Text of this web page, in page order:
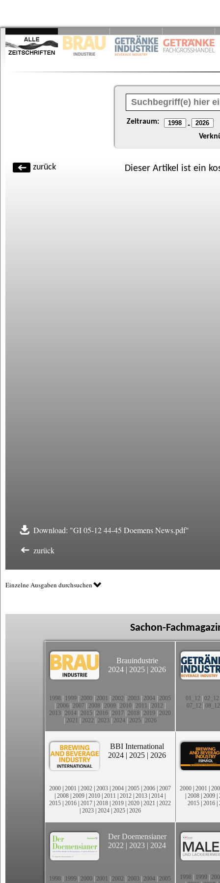
Zeitraum: -
zurück Dieser Artikel ist ein
Download: "GI 05-12 44-45 Doemens News.pdf"
zurück
Einzelne Ausgaben durchsuchen
Sachon-
Brauindustrie
2024 | 2025 | 2026
1998 1999 2000 2001 2002 2003 2004 2005
2006 2007 2008 2009 2010 2011 2012
2013 2014 2015 2016 2017 2018 2019 2020
2021 2022 2023| 2024| 2025| 2026
01_12 02_12
07_12
08_12
BBI International
2024 | 2025 | 2026
2000 | 2001 | 2002 | 2003 | 2004 | 2005 | 2006 | 2007
| 2008 | 2009 | 2010 | 2011 | 2012 | 2013 | 2014 |
2015 | 2016 | 2017 | 2018 | 2019 | 2020 | 2021 | 2022
| 2023| 2024| 2025| 2026
2000 | 2001 |
| 2008 | 2009 |
2015 | 2016 |
Der Doemensianer
2022 | 2023 | 2024
1998 1999 2000 2001 2002 2003 2004 2005
1998 1999